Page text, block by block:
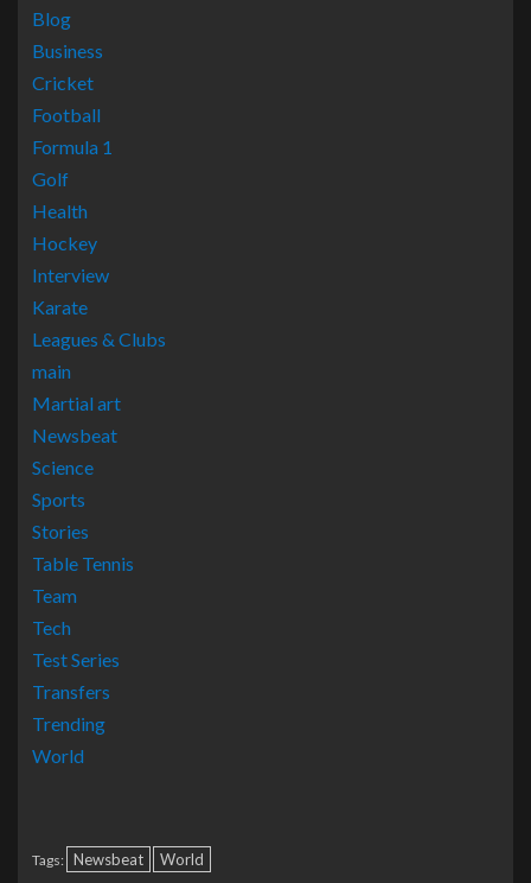
Blog
Business
Cricket
Football
Formula 1
Golf
Health
Hockey
Interview
Karate
Leagues & Clubs
main
Martial art
Newsbeat
Science
Sports
Stories
Table Tennis
Team
Tech
Test Series
Transfers
Trending
World
Tags: Newsbeat World